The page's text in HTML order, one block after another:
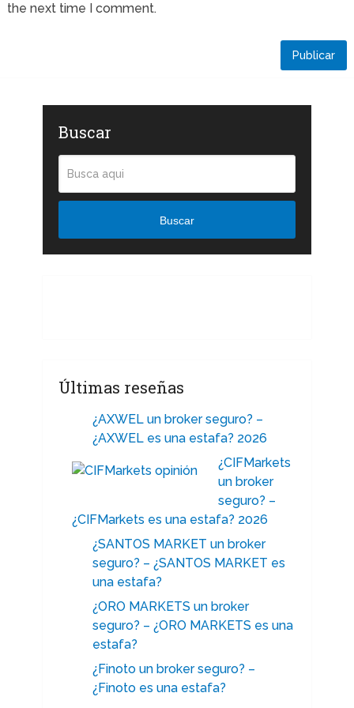
the next time I comment.
Buscar
Buscar
Últimas reseñas
¿AXWEL un broker seguro? –
¿AXWEL es una estafa? 2026
¿CIFMarkets
un broker
seguro? –
¿CIFMarkets es una estafa? 2026
¿SANTOS MARKET un broker
seguro? – ¿SANTOS MARKET es
una estafa?
¿ORO MARKETS un broker
seguro? – ¿ORO MARKETS es una
estafa?
¿Finoto un broker seguro? –
¿Finoto es una estafa?